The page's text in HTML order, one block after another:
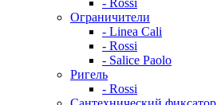
- Rossi
Ограничители
- Linea Cali
- Rossi
- Salice Paolo
Ригель
- Rossi